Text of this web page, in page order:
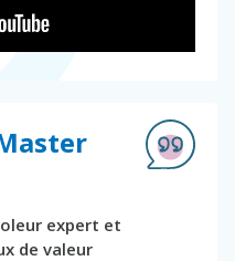
expert et
de valeur